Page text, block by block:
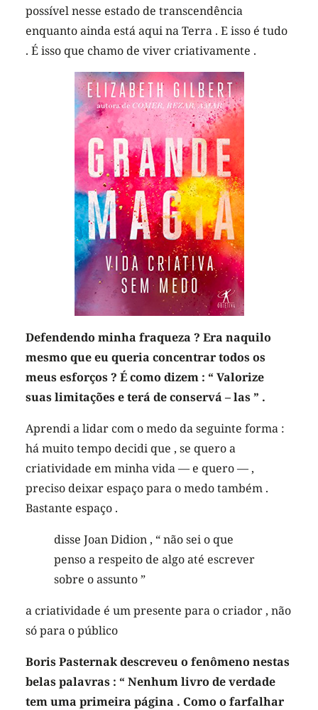
possível nesse estado de transcendência
enquanto ainda está aqui na Terra . E isso é tudo
. É isso que chamo de viver criativamente .
Defendendo minha fraqueza ? Era naquilo
mesmo que eu queria concentrar todos os
meus esforços ? É como dizem : “ Valorize
suas limitações e terá de conservá – las ” .
Aprendi a lidar com o medo da seguinte forma :
há muito tempo decidi que , se quero a
criatividade em minha vida — e quero — ,
preciso deixar espaço para o medo também .
Bastante espaço .
disse Joan Didion , “ não sei o que
penso a respeito de algo até escrever
sobre o assunto ”
a criatividade é um presente para o criador , não
só para o público
Boris Pasternak descreveu o fenômeno nestas
belas palavras : “ Nenhum livro de verdade
tem uma primeira página . Como o farfalhar